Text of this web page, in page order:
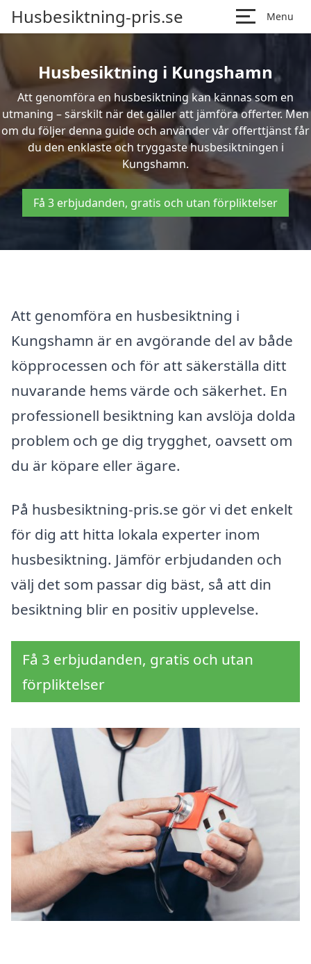
Husbesiktning-pris.se Menu
Husbesiktning i Kungshamn
Att genomföra en husbesiktning kan kännas som en
utmaning – särskilt när det gäller att jämföra offerter. Men
om du följer denna guide och använder vår offerttjänst får
du den enklaste och tryggaste husbesiktningen i
Kungshamn.
Få 3 erbjudanden, gratis och utan förpliktelser
Att genomföra en husbesiktning i
Kungshamn är en avgörande del av både
köpprocessen och för att säkerställa ditt
nuvarande hems värde och säkerhet. En
professionell besiktning kan avslöja dolda
problem och ge dig trygghet, oavsett om
du är köpare eller ägare.
På husbesiktning-pris.se gör vi det enkelt
för dig att hitta lokala experter inom
husbesiktning. Jämför erbjudanden och
välj det som passar dig bäst, så att din
besiktning blir en positiv upplevelse.
Få 3 erbjudanden, gratis och utan
förpliktelser